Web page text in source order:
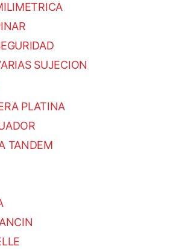
SUJECION
PLATINA
TANDEM